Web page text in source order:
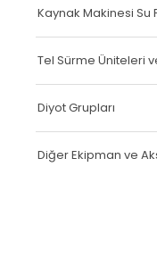
Kaynak Makinesi Su
Tel Sürme Üniteleri
Diyot Grupları
Diğer Ekipman ve